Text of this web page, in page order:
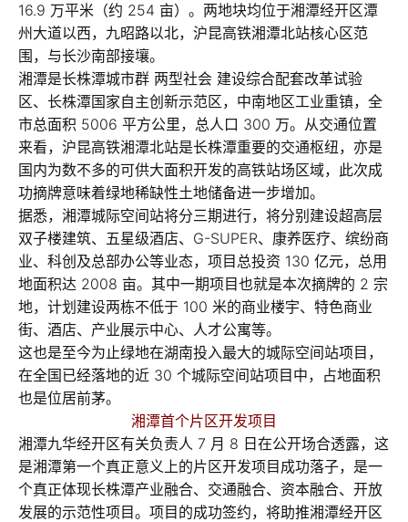
16.9 万平米（约 254 亩）。两地块均位于湘潭经开区潭
州大道以西，九昭路以北，沪昆高铁湘潭北站核心区范
围，与长沙南部接壤。
湘潭是长株潭城市群 两型社会 建设综合配套改革试验
区、长株潭国家自主创新示范区，中南地区工业重镇，全
市总面积 5006 平方公里，总人口 300 万。从交通位置
来看，沪昆高铁湘潭北站是长株潭重要的交通枢纽，亦是
国内为数不多的可供大面积开发的高铁站场区域，此次成
功摘牌意味着绿地稀缺性土地储备进一步增加。
据悉，湘潭城际空间站将分三期进行，将分别建设超高层
双子楼建筑、五星级酒店、G-SUPER、康养医疗、缤纷商
业、科创及总部办公等业态，项目总投资 130 亿元，总用
地面积达 2008 亩。其中一期项目也就是本次摘牌的 2 宗
地，计划建设两栋不低于 100 米的商业楼宇、特色商业
街、酒店、产业展示中心、人才公寓等。
这也是至今为止绿地在湖南投入最大的城际空间站项目，
在全国已经落地的近 30 个城际空间站项目中，占地面积
也是位居前茅。
湘潭首个片区开发项目
湘潭九华经开区有关负责人 7 月 8 日在公开场合透露，这
是湘潭第一个真正意义上的片区开发项目成功落子，是一
个真正体现长株潭产业融合、交通融合、资本融合、开放
发展的示范性项目。项目的成功签约，将助推湘潭经开区